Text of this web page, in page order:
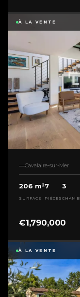
À LA VENTE
Cavalaire-sur-Mer
206 m²
SURFACE
7
PIÈCES
3
€1,790,000
À LA VENTE